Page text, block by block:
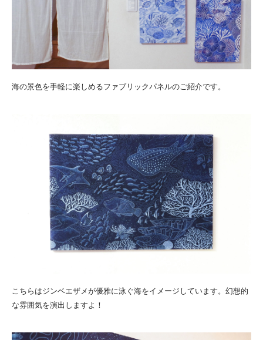
海の景色を手軽に楽しめるファブリックパネルのご紹介です。
こちらはジンベエザメが優雅に泳ぐ海をイメージしています。幻想的
な雰囲気を演出しますよ！